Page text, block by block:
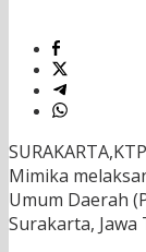
Mimika
Umum Daerah
Surakarta, Jawa